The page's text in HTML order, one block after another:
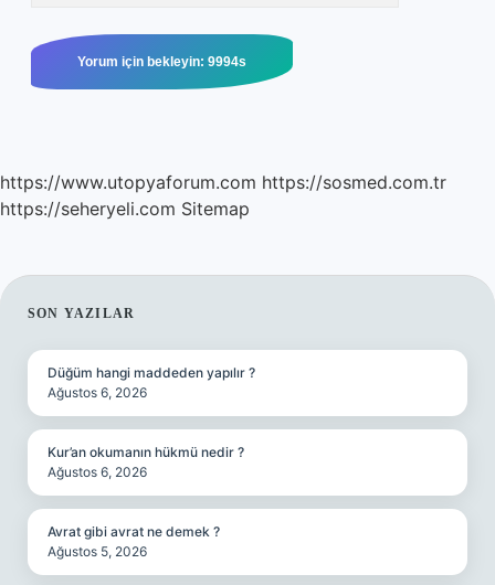
https://www.utopyaforum.com https://sosmed.com.tr
https://seheryeli.com Sitemap
SIDEBAR
SON YAZILAR
Düğüm hangi maddeden yapılır ?
Ağustos 6, 2026
Kur’an okumanın hükmü nedir ?
Ağustos 6, 2026
Avrat gibi avrat ne demek ?
Ağustos 5, 2026